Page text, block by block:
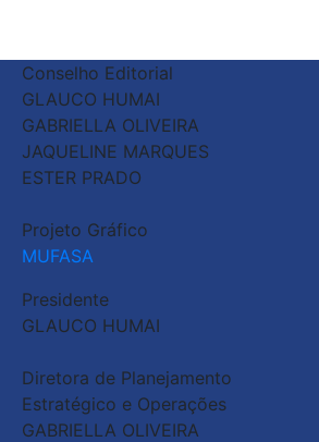
Conselho Editorial
GLAUCO HUMAI
GABRIELLA OLIVEIRA
JAQUELINE MARQUES
ESTER PRADO
Projeto Gráfico
MUFASA
Presidente
GLAUCO HUMAI
Diretora de Planejamento
Estratégico e Operações
GABRIELLA OLIVEIRA